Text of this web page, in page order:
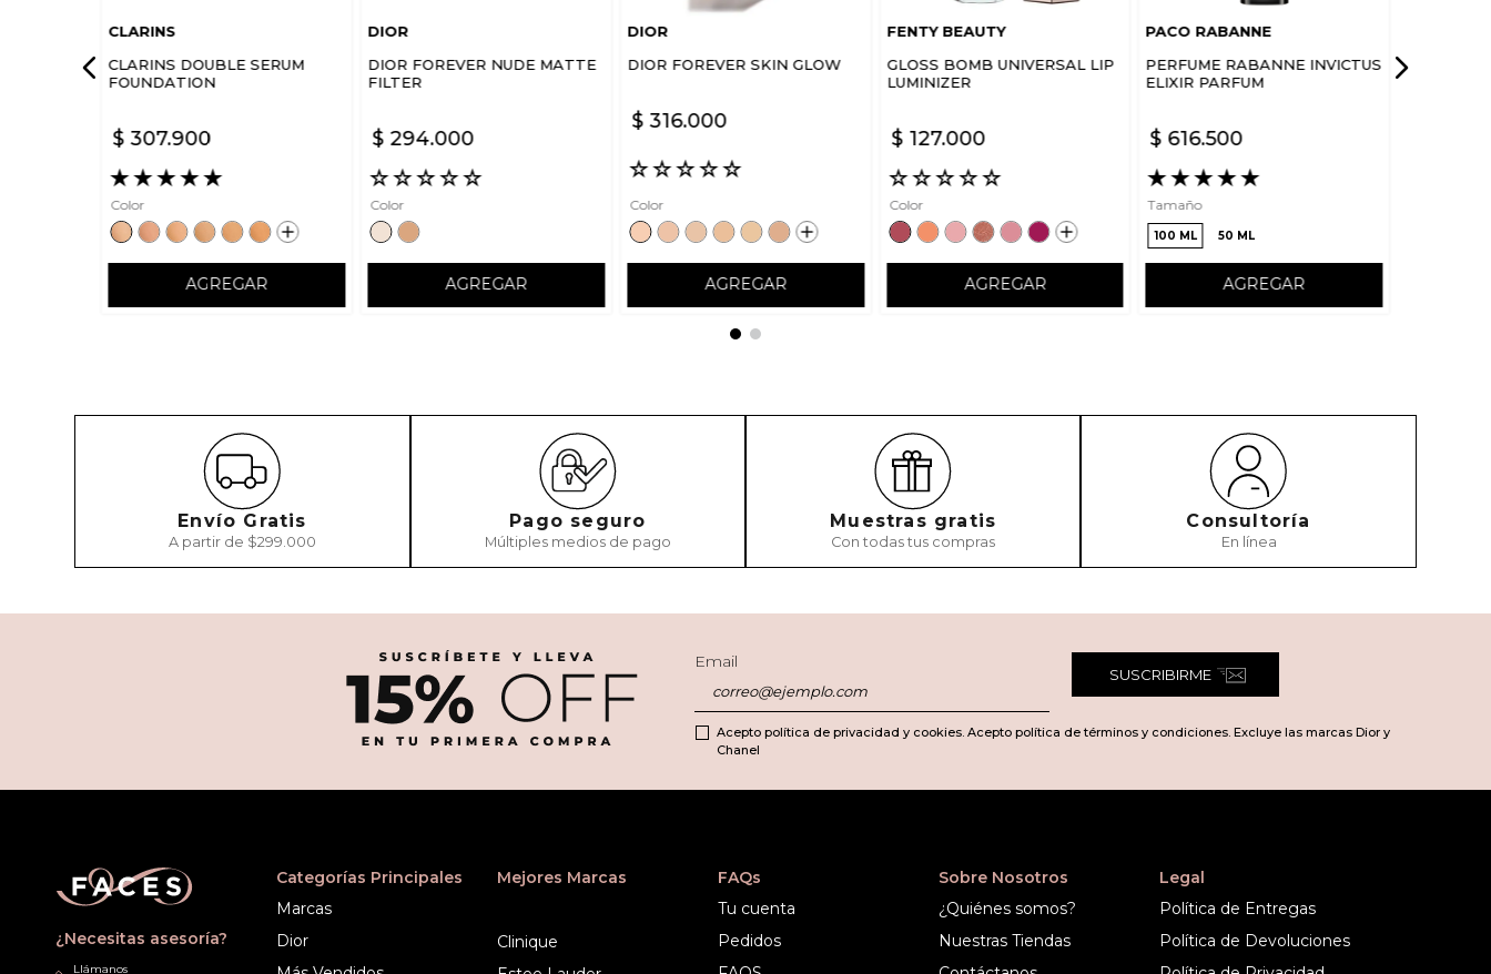
CLARINS
CLARINS DOUBLE SERUM
FOUNDATION
$ 307.900
★★★★★
Color
AGREGAR
DIOR
DIOR FOREVER NUDE MATTE
FILTER
$ 294.000
☆☆☆☆☆
Color
AGREGAR
DIOR
DIOR FOREVER SKIN GLOW
$ 316.000
☆☆☆☆☆
Color
AGREGAR
FENTY BEAUTY
GLOSS BOMB UNIVERSAL LIP
LUMINIZER
$ 127.000
☆☆☆☆☆
Color
AGREGAR
PACO RABANNE
PERFUME RABANNE INVICTUS
ELIXIR PARFUM
$ 616.500
★★★★★
Tamaño
100 ML 50 ML
AGREGAR
Envío Gratis
A partir de $299.000
Pago seguro
Múltiples medios de pago
Muestras gratis
Con todas tus compras
Consultoría
En línea
Email
SUSCRIBIRME
Acepto política de privacidad y cookies. Acepto política de términos y condiciones. Excluye las marcas Dior y
Chanel
¿Necesitas asesoría?
Llámanos
Categorías Principales
Marcas
Dior
Mejores Marcas
Clinique
FAQs
Tu cuenta
Pedidos
Sobre Nosotros
¿Quiénes somos?
Nuestras Tiendas
Legal
Política de Entregas
Política de Devoluciones